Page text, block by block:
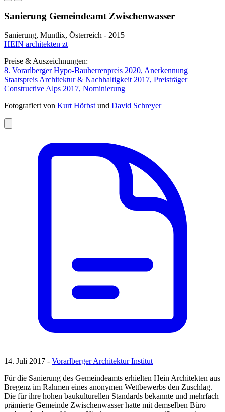
Sanierung Gemeindeamt Zwischenwasser
Sanierung, Muntlix, Österreich - 2015
HEIN architekten zt
Preise & Auszeichnungen:
8. Vorarlberger Hypo-Bauherrenpreis 2020, Anerkennung
Staatspreis Architektur & Nachhaltigkeit 2017, Preisträger
Constructive Alps 2017, Nominierung
Fotografiert von Kurt Hörbstund David Schreyer
14. Juli 2017 - Vorarlberger Architektur Institut
Für die Sanierung des Gemeindeamts erhielten Hein Architekten aus
Bregenz im Rahmen eines anonymen Wettbewerbs den Zuschlag.
Die für ihre hohen baukulturellen Standards bekannte und mehrfach
prämierte Gemeinde Zwischenwasser hatte mit demselben Büro